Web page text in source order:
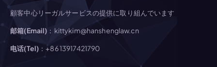
顧客中心リーガルサービスの提供に取り組んでいます
邮箱(Email) ：kittykim@hanshenglaw.cn
电话(Tel) ：+86 13917421790